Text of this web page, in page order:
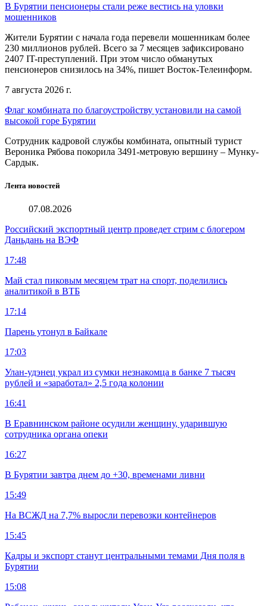
В Бурятии пенсионеры стали реже вестись на уловки
мошенников
Жители Бурятии с начала года перевели мошенникам более
230 миллионов рублей. Всего за 7 месяцев зафиксировано
2407 IT-преступлений. При этом число обманутых
пенсионеров снизилось на 34%, пишет Восток-Телеинформ.
7 августа 2026 г.
Флаг комбината по благоустройству установили на самой
высокой горе Бурятии
Сотрудник кадровой службы комбината, опытный турист
Вероника Рябова покорила 3491-метровую вершину – Мунку-
Сардык.
Лента новостей
07.08.2026
Российский экспортный центр проведет стрим с блогером
Даньдань на ВЭФ
17:48
Май стал пиковым месяцем трат на спорт, поделились
аналитикой в ВТБ
17:14
Парень утонул в Байкале
17:03
Улан-удэнец украл из сумки незнакомца в банке 7 тысяч
рублей и «заработал» 2,5 года колонии
16:41
В Еравнинском районе осудили женщину, ударившую
сотрудника органа опеки
16:27
В Бурятии завтра днем до +30, временами ливни
15:49
На ВСЖД на 7,7% выросли перевозки контейнеров
15:45
Кадры и экспорт станут центральными темами Дня поля в
Бурятии
15:08